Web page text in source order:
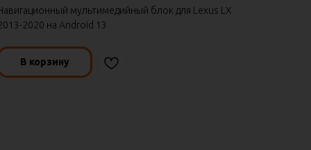
мультимедийный блок для Lexus LX
2020 на Android 13
В корзину